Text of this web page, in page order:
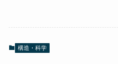
構造・科学